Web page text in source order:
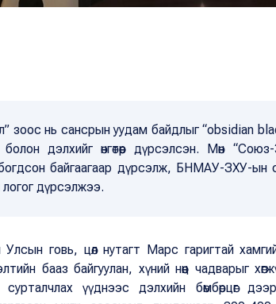
зоос нь сансрын уудам байдлыг “obsidian
дэлхийг өнгөтөөр дүрсэлсэн. Мөн “Союз-
байгаагаар дүрсэлж, БНМАУ-ЗХУ-ын
дүрсэлжээ.
говь, цөл нутагт Марс гаригтай
бааз байгуулан, хүний нөөц чадварыг
сурталчлах үүднээс дэлхийн бөмбөрцөг